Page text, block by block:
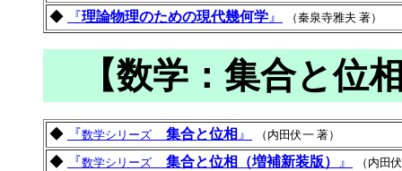
◆ 『理論物理のための現代幾何学 』 （秦泉寺雅夫 著）
【数学：集合と位
◆ 『数学シリーズ 集合と位相 』 （内田伏一 著）
◆ 『数学シリーズ 集合と位相（増補新装版） 』 （内田